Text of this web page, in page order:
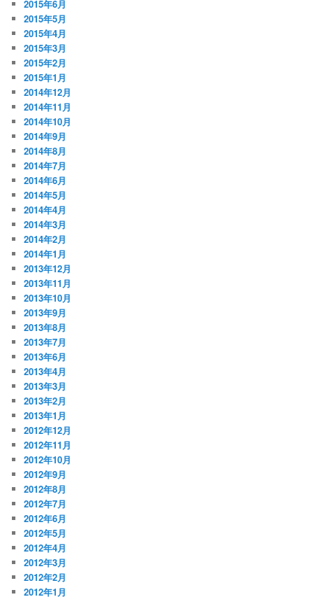
2015年6月
2015年5月
2015年4月
2015年3月
2015年2月
2015年1月
2014年12月
2014年11月
2014年10月
2014年9月
2014年8月
2014年7月
2014年6月
2014年5月
2014年4月
2014年3月
2014年2月
2014年1月
2013年12月
2013年11月
2013年10月
2013年9月
2013年8月
2013年7月
2013年6月
2013年4月
2013年3月
2013年2月
2013年1月
2012年12月
2012年11月
2012年10月
2012年9月
2012年8月
2012年7月
2012年6月
2012年5月
2012年4月
2012年3月
2012年2月
2012年1月